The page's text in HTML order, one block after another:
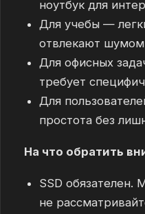
ноутбук для
Для учебы —
отвлекают шумом
Для офисных
требует
Для
простота без
На что обратить
SSD обязателен.
не